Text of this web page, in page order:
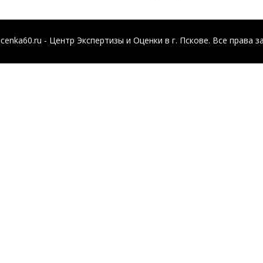
- Центр Экспертизы и Оценки в г. Пскове. Все права